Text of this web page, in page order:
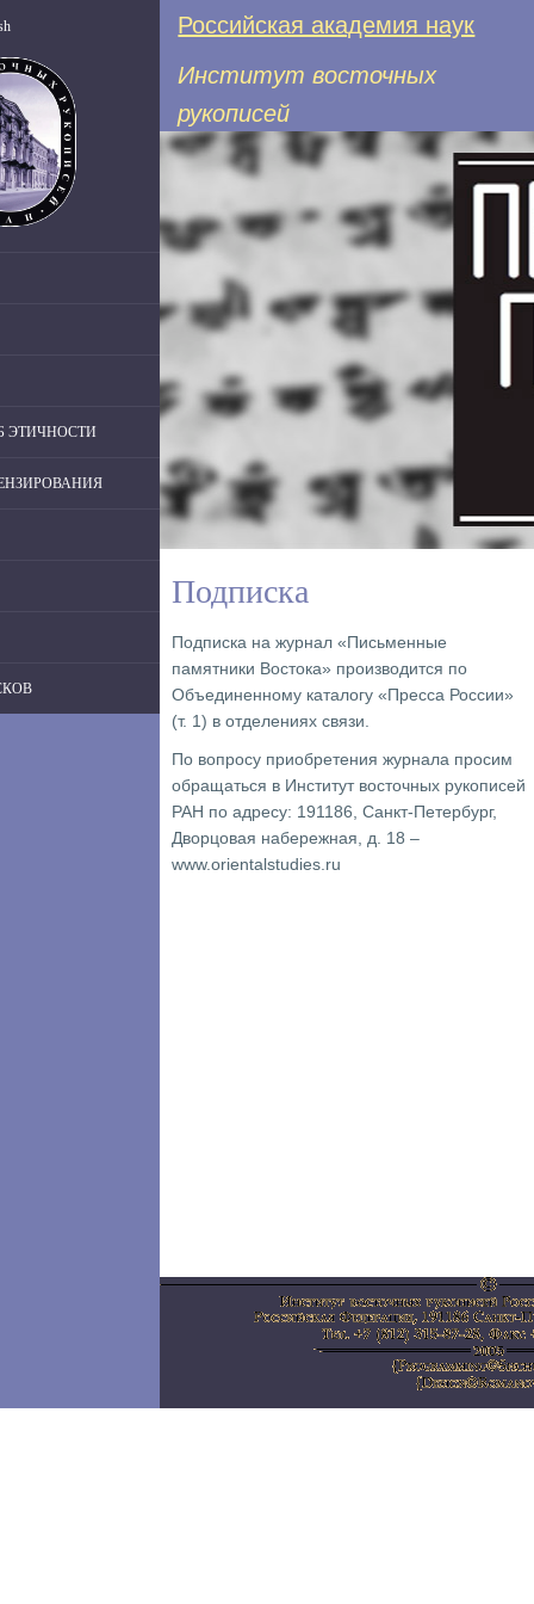
ЭТИЧНОСТИ
Российская академия наук
Институт восточных
рукописей
Подписка
Подписка на журнал «Письменные
памятники Востока» производится по
Объединенному каталогу «Пресса России»
(т. 1) в отделениях связи.
По вопросу приобретения журнала просим
обращаться в Институт восточных рукописей
РАН по адресу: 191186, Санкт-Петербург,
Дворцовая набережная, д. 18 –
www.orientalstudies.ru